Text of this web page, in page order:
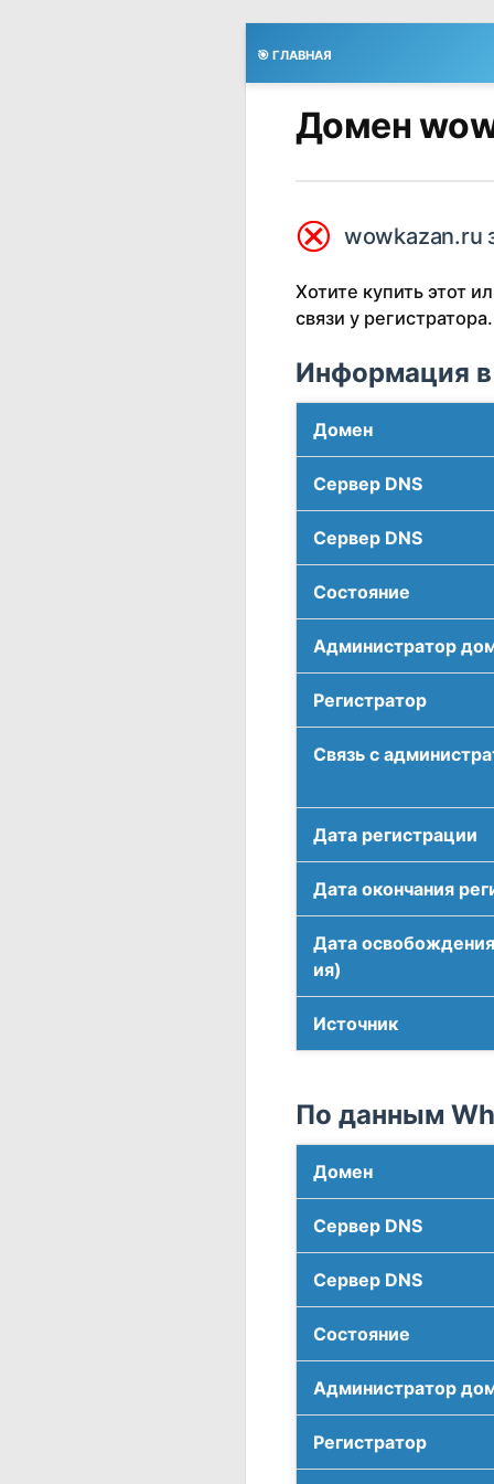
🎯 ГЛАВНАЯ
Домен
⮿ wowkazan.ru
Хотите купить этот
связи у регистратора.
Информация в
Домен
Сервер DNS
Сервер DNS
Соcтояние
Администратор
Регистратор
Связь с
Дата регистрации
Дата окончания
Дата
ия)
Источник
По данным
Домен
Сервер DNS
Сервер DNS
Соcтояние
Администратор
Регистратор